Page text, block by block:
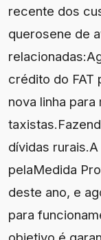
recente dos
querosene de
crédito do FAT
nova linha
dívidas
pelaMedida
deste ano, e
para